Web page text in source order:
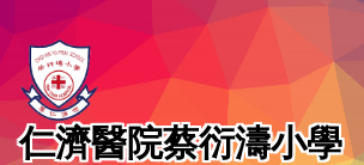
仁濟醫院蔡衍濤小學